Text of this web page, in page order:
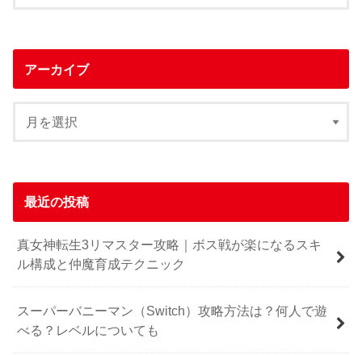
アーカイブ
最近の投稿
真女神転生3リマスター攻略｜ボス戦が楽になるスキ
ル構成と仲魔育成テクニック
スーパーバニーマン（Switch）攻略方法は？何人で遊
べる？レベルについても